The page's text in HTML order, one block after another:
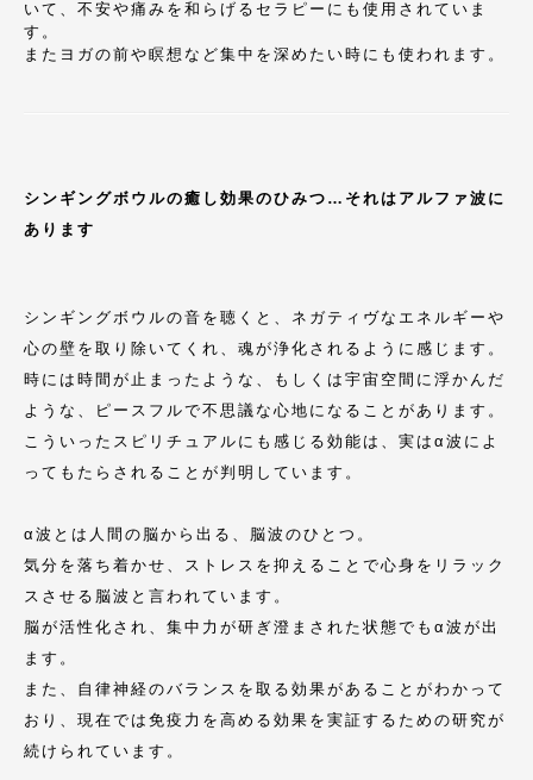
いて、不安や痛みを和らげるセラピーにも使用されていま
す。
またヨガの前や瞑想など集中を深めたい時にも使われます。
シンギングボウルの癒し効果のひみつ…それは アルファ波に
あります
シンギングボウルの音を聴くと、ネガティヴなエネルギーや
心の壁を取り除いてくれ、魂が浄化されるように感じます。
時には時間が止まったような、もしくは宇宙空間に浮かんだ
ような、ピースフルで不思議な心地になることがあります。
こういったスピリチュアルにも感じる効能は、実はα波によ
ってもたらされることが判明しています。
α波とは人間の脳から出る、脳波のひとつ。
気分を落ち着かせ、ストレスを抑えることで心身をリラック
スさせる脳波と言われています。
脳が活性化され、集中力が研ぎ澄まされた状態でもα波が出
ます。
また、自律神経のバランスを取る効果があることがわかって
おり、現在では免疫力を高める効果を実証するための研究が
続けられています。